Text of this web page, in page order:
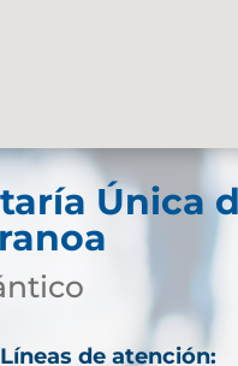
Única
Líneas de atención: